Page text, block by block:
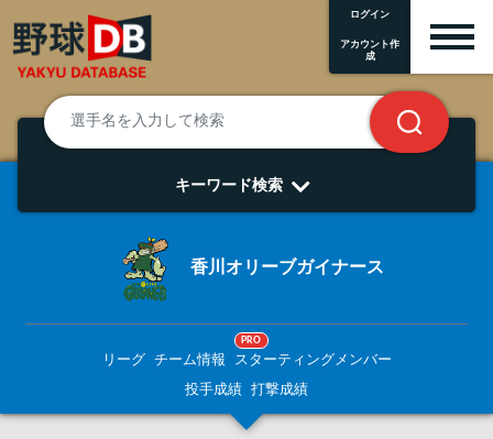
ログイン
アカウント作
成
キーワード検索
香川オリーブガイナース
リーグ チーム情報
PRO
スターティングメンバー
投手成績 打撃成績